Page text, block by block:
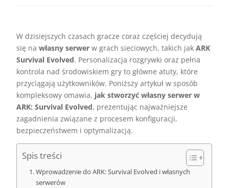
W dzisiejszych czasach gracze coraz częściej decydują
się nawłasny serwer w grach sieciowych, takich jakARK
Survival Evolved. Personalizacja rozgrywki oraz pełna
kontrola nad środowiskiem gry to główne atuty, które
przyciągają użytkowników. Poniższy artykuł w sposób
kompleksowy omawia, jak stworzyć własny serwer w
ARK: Survival Evolved, prezentując najważniejsze
zagadnienia związane z procesem konfiguracji,
bezpieczeństwem i optymalizacją.
Spis treści
Wprowadzenie do ARK: Survival Evolved i własnych
serwerów